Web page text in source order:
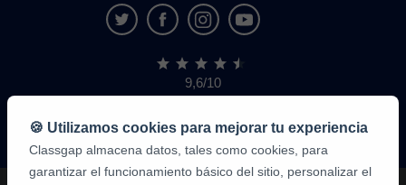
9,6/10
1.339.284
de
alumnos
🍪 Utilizamos cookies para mejorar tu experiencia
Classgap almacena datos, tales como cookies, para
garantizar el funcionamiento básico del sitio, personalizar el